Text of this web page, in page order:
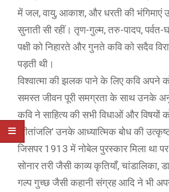
में जल, वायु, आकाश, और धरती की भंगिमाएं
सुनाती सी रहीं। तृण-गुल्म, तरु-पादप,
पक्षी को निहारते और गुनते कवि को सदैव
पड़ती थी।
विश्वात्मा की झलक पाने के लिए कवि अपने
समस्त जीवन पूरी समग्रता के साथ उनके
कवि ने साहित्य की सभी विधाओं और विषयों
‘गीतांजलि’ उनके आध्यात्मिक बोध की
जिसपर 1913 में नोबेल पुरस्कार मिला था
सोनार तरी जैसी काव्य कृतियाँ,
गल्प गुच्छ जैसी कहानी संग्रह आदि ने भी